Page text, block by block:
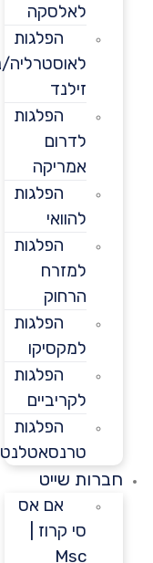
לאלסקה
הפלגות
לאוסטרליה/ניו
הפלגות
לדרום
אמריקה
הפלגות
הפלגות
למזרח
הרחוק
הפלגות
למקסיקו
הפלגות
לקריביים
הפלגות
טרנסאטלנטיות
חברות שייט
אם אס
סי קרוז |